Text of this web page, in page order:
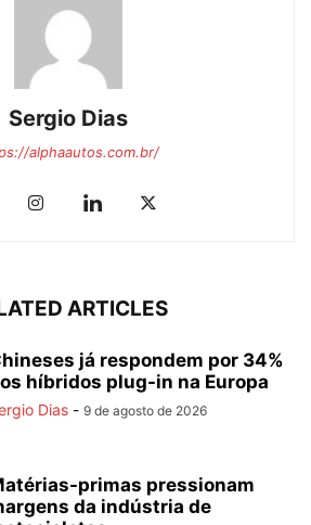
Sergio Dias
alphaautos.com.br/
ARTICLES
já respondem por 34%
híbridos plug-in na Europa
Dias - 9 de agosto de 2026
primas pressionam
da indústria de